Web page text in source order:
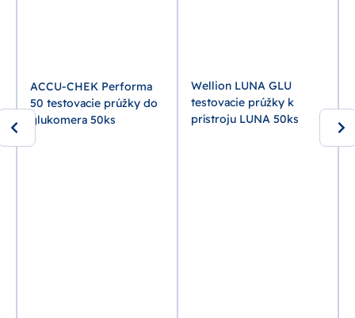
ACCU-CHEK Performa
50 testovacie prúžky do
glukomera 50ks
Wellion LUNA GLU
testovacie prúžky k
prístroju LUNA 50ks